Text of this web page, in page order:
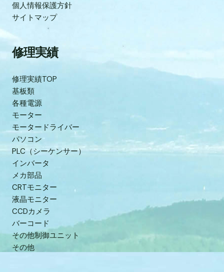
個人情報保護方針
サイトマップ
修理実績
修理実績TOP
基板類
各種電源
モーター
モータードライバー
パソコン
PLC（シーケンサー）
インバータ
メカ部品
CRTモニター
液晶モニター
CCDカメラ
バーコード
その他制御ユニット
その他